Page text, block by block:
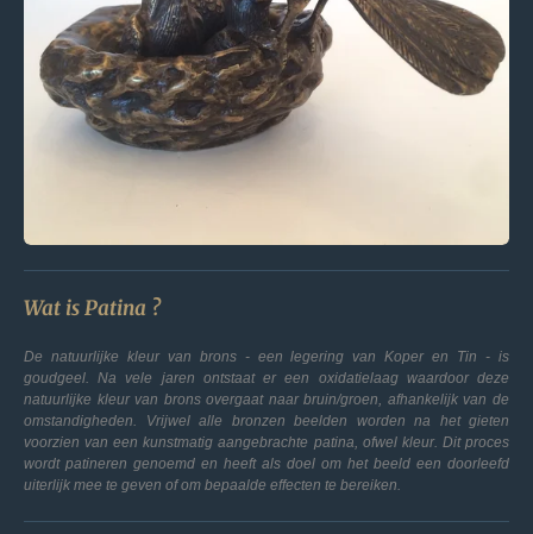
Wat is Patina ?
De natuurlijke kleur van brons - een legering van Koper en Tin - is
goudgeel. Na vele jaren ontstaat er een oxidatielaag waardoor deze
natuurlijke kleur van brons overgaat naar bruin/groen, afhankelijk van de
omstandigheden. Vrijwel alle bronzen beelden worden na het gieten
voorzien van een kunstmatig aangebrachte patina, ofwel kleur. Dit proces
wordt patineren genoemd en heeft als doel om het beeld een doorleefd
uiterlijk mee te geven of om bepaalde effecten te bereiken.